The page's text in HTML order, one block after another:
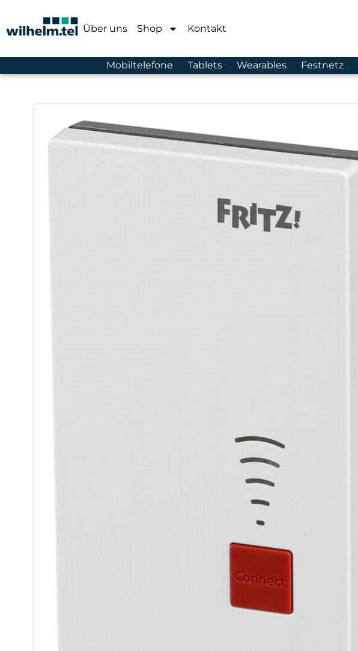
Über uns Shop Kontakt
Mobiltelefone Tablets Wearables Festnetz